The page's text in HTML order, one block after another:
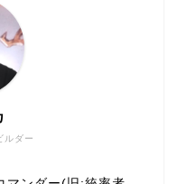
ルダー